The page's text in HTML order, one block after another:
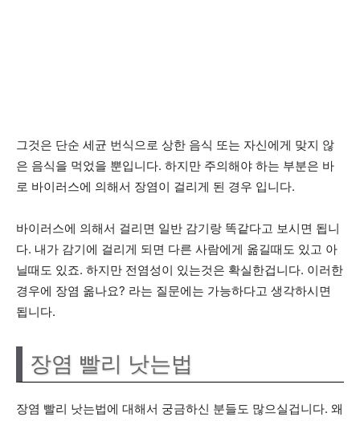
그것은 단순 세균 번식으로 상한 음식 또는 자신에게 맞지 않
은 음식을 먹었을 뿐입니다. 하지만 주의해야 하는 부분은 바
로 바이러스에 의해서 장염이 걸리게 된 경우 입니다.
바이러스에 의해서 걸리면 일반 감기랑 똑같다고 보시면 됩니
다. 내가 감기에 걸리게 되면 다른 사람에게 옮길때도 있고 아
닐때도 있죠. 하지만 전염성이 있는것은 확실한겁니다. 이러한
경우에 장염 옮나요? 라는 질문에는 가능하다고 생각하시면
됩니다.
장염 빨리 낫는법
장염 빨리 낫는법에 대해서 궁금하신 분들도 많으실겁니다. 왜